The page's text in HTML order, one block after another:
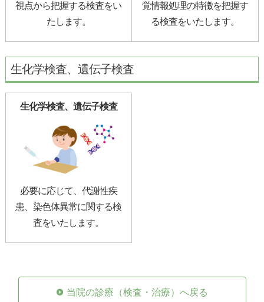
視点から把握する検査をい
たします。
覚情報処理の特徴を把握す
る検査をいたします。
生化学検査、遺伝子検査
生化学検査、遺伝子検査
必要に応じて、代謝性疾
患、染色体異常に関する検
査をいたします。
当院の診療（検査・治療）へ戻る